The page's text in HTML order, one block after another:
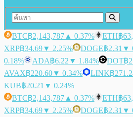
BTC฿2,143,787 ▲ 0.37% ETH฿
XRP฿34.69▼ 2.25% DOGE฿2.31 ▼
0.18%
ADA฿6.22 ▼ 1.84% DOT฿
AVAX฿220.60▼ 0.34% LINK฿
KUB฿20.21 ▼ 0.24%
BTC฿2,143,787 ▲ 0.37% ETH฿
XRP฿34.69▼ 2.25% DOGE฿2.31 ▼